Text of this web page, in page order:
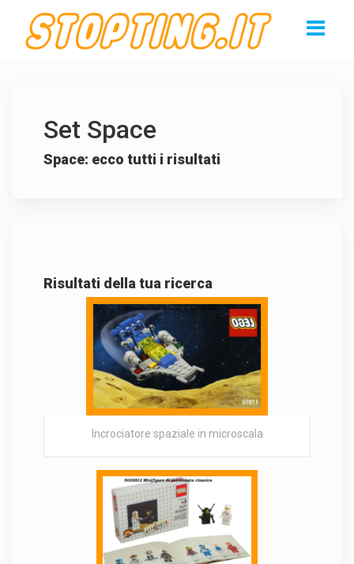
Set Space
Space: ecco tutti i risultati
Risultati della tua ricerca
Incrociatore spaziale in microscala